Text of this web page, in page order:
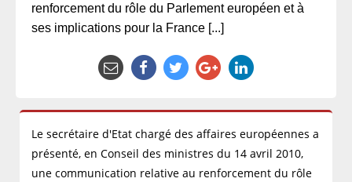
renforcement du rôle du Parlement européen et à
ses implications pour la France [...]
Le secrétaire d'Etat chargé des affaires européennes a
présenté, en Conseil des ministres du 14 avril 2010,
une communication relative au renforcement du rôle